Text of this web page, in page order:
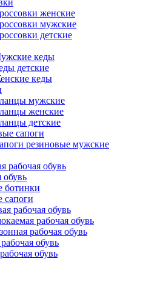
женские
мужские
детские
кеды
детские
кеды
мужские
женские
детские
сапоги
резиновые мужские
рабочая обувь
обувь
ботинки
сапоги
рабочая обувь
рабочая обувь
рабочая обувь
обувь
обувь